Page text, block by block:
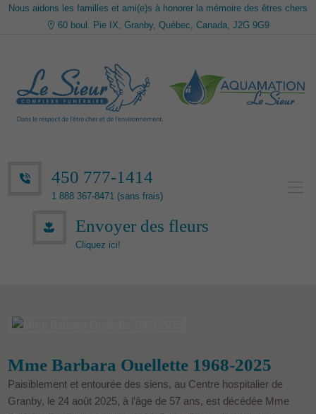
Nous aidons les familles et ami(e)s à honorer la mémoire des êtres chers
60 boul. Pie IX, Granby, Québec, Canada, J2G 9G9
450 777-1414
1 888 367-8471 (sans frais)
Envoyer des fleurs
Cliquez ici!
Mme Barbara Ouellette 1968-2025
Paisiblement et entourée des siens, au Centre hospitalier de
Granby, le 24 août 2025, à l’âge de 57 ans, est décédée Mme